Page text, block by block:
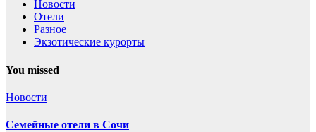
Новости
Отели
Разное
Экзотические курорты
You missed
Новости
Семейные отели в Сочи